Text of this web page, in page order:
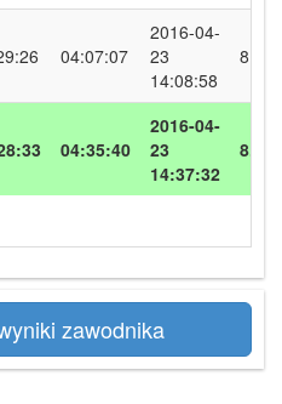
04:07:07
2016-04-
23
14:08:58
8.6
04:35:40
2016-04-
23
14:37:32
8.9
zawodnika